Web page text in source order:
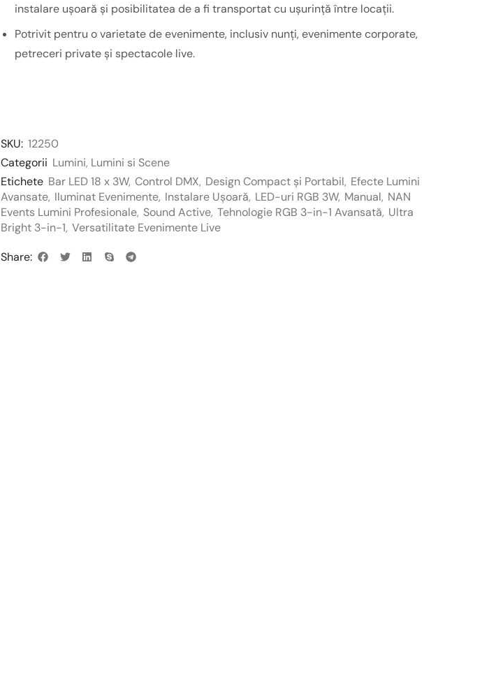
instalare ușoară și posibilitatea de a fi transportat cu ușurință între locații.
Potrivit pentru o varietate de evenimente, inclusiv nunți, evenimente corporate,
petreceri private și spectacole live.
SKU: 12250
Categorii Lumini, Lumini si Scene
Etichete Bar LED 18 x 3W, Control DMX, Design Compact și Portabil, Efecte Lumini
Avansate, Iluminat Evenimente, Instalare Ușoară, LED-uri RGB 3W, Manual, NAN
Events Lumini Profesionale, Sound Active, Tehnologie RGB 3-in-1 Avansată, Ultra
Bright 3-in-1, Versatilitate Evenimente Live
Share: